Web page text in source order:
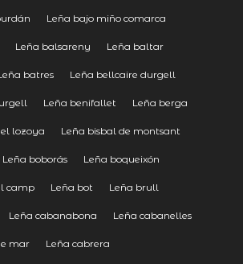
Leña bajo miño comarca
Leña balsareny Leña baltar
batres Leña bellcaire durgell
Leña benifallet Leña berga
lozoya Leña bisbal de montsant
Leña boborás Leña boqueixón
camp Leña bot Leña brull
Leña cabanabona Leña cabanelles
mar Leña cabrera